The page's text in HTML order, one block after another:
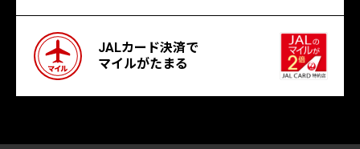
JALカード決済で
マイルがたまる